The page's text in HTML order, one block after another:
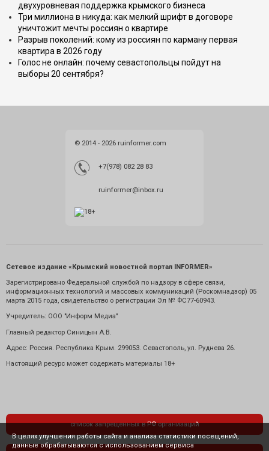
двухуровневая поддержка крымского бизнеса
Три миллиона в никуда: как мелкий шрифт в договоре
уничтожит мечты россиян о квартире
Разрыв поколений: кому из россиян по карману первая
квартира в 2026 году
Голос не онлайн: почему севастопольцы пойдут на
выборы 20 сентября?
© 2014 - 2026 ruinformer.com
+7(978) 082 28 83
ruinformer@inbox.ru
Сетевое издание «Крымский новостной портал INFORMER»
Зарегистрировано Федеральной службой по надзору в сфере связи,
информационных технологий и массовых коммуникаций (Роскомнадзор) 05
марта 2015 года, свидетельство о регистрации Эл № ФС77-60943.
Учредитель: ООО "Информ Медиа"
Главный редактор Синицын А.В.
Адрес: Россия. Республика Крым. 299053. Севастополь, ул. Руднева 26.
Настоящий ресурс может содержать материалы 18+
список запрещенных в РФ организаций
В целях улучшения работы сайта и анализа статистики посещений,
данные обрабатываются с использованием сервиса